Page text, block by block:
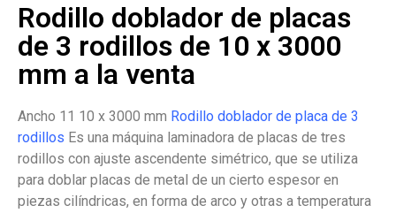
Rodillo doblador de placas
de 3 rodillos de 10 x 3000
mm a la venta
Ancho 11 10 x 3000 mm Rodillo doblador de placa de 3
rodillos Es una máquina laminadora de placas de tres
rodillos con ajuste ascendente simétrico, que se utiliza
para doblar placas de metal de un cierto espesor en
piezas cilíndricas, en forma de arco y otras a temperatura